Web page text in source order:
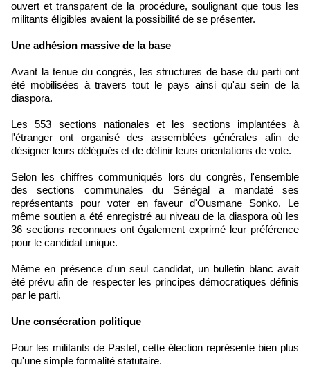
ouvert et transparent de la procédure, soulignant que tous les
militants éligibles avaient la possibilité de se présenter.
Une adhésion massive de la base
Avant la tenue du congrès, les structures de base du parti ont
été mobilisées à travers tout le pays ainsi qu'au sein de la
diaspora.
Les 553 sections nationales et les sections implantées à
l'étranger ont organisé des assemblées générales afin de
désigner leurs délégués et de définir leurs orientations de vote.
Selon les chiffres communiqués lors du congrès, l'ensemble
des sections communales du Sénégal a mandaté ses
représentants pour voter en faveur d'Ousmane Sonko. Le
même soutien a été enregistré au niveau de la diaspora où les
36 sections reconnues ont également exprimé leur préférence
pour le candidat unique.
Même en présence d'un seul candidat, un bulletin blanc avait
été prévu afin de respecter les principes démocratiques définis
par le parti.
Une consécration politique
Pour les militants de Pastef, cette élection représente bien plus
qu'une simple formalité statutaire.